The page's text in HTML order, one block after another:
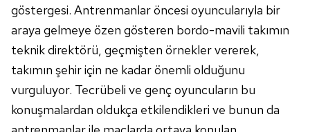
Sitemizde kendimize ve üçüncü kişilere ait çerezler
kullanılmaktadır. Bu çerezler vasıtasıyla çeşitli kişisel
verileriniz işlenmekte olup gerekli olan çerezler bilgi
toplumu hizmetlerinin sunulması amacıyla
kullanılmaktadır. Diğer çerezler, sitemizin daha işlevsel
kılınması ve kişiselleştirilmesi ve sizlere yönelik
reklam/pazarlama faaliyetlerinin yapılması, amaçlarıyla
sınırlı olarak açık rızanız dahilinde kullanılacaktır.
göstergesi. Antrenmanlar öncesi oyuncularıyla bir
araya gelmeye özen gösteren bordo-mavili takımın
teknik direktörü, geçmişten örnekler vererek,
takımın şehir için ne kadar önemli olduğunu
vurguluyor. Tecrübeli ve genç oyuncuların bu
konuşmalardan oldukça etkilendikleri ve bunun da